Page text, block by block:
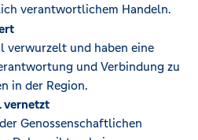
verantwortlichem Handeln.
verwurzelt und haben eine
und Verbindung zu
in der Region.
vernetzt
Genossenschaftlichen